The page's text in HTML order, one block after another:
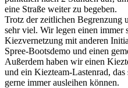
eine Straße weiter zu begeben.
Trotz der zeitlichen Begrenzung
sehr viel. Wir legen einen immer
Kiezvernetzung mit anderen
Spree-Bootsdemo und einen
Außerdem haben wir einen
und ein Kiezteam-Lastenrad,
gerne immer ausleihen können.